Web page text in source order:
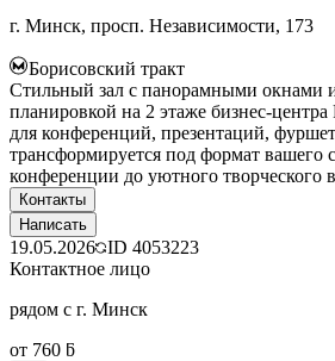
г. Минск, просп. Независимости, 173
Борисовский тракт
Стильный зал с панорамными окнами
планировкой на 2 этаже бизнес-
для конференций, презентаций,
трансформируется под формат вашего
конференции до уютного творческого
Контакты
Написать
19.05.2026 ID 4053223
Контактное лицо
рядом с г. Минск
от 760 ƃ